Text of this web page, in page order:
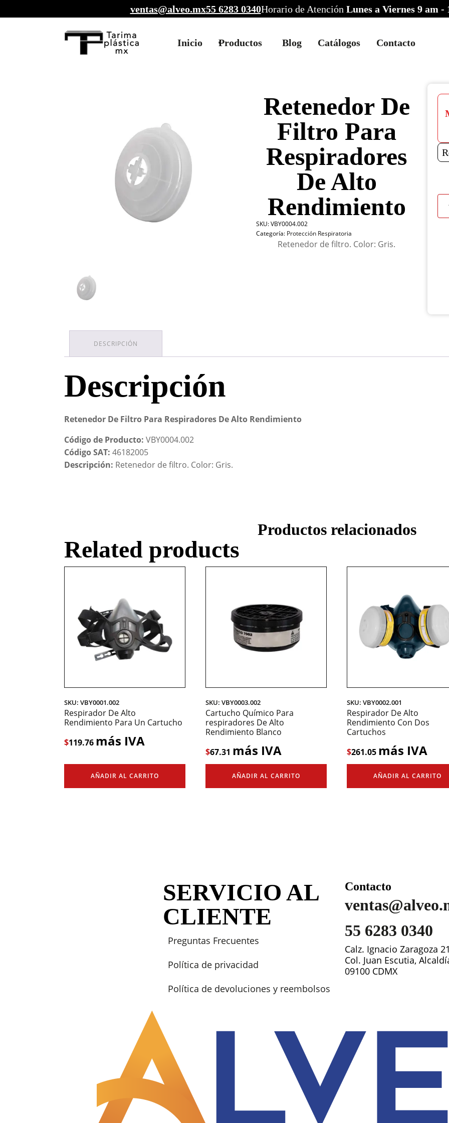
ventas@alveo.mx55 6283 0340Horario de Atención Lunes a Viernes 9 am
Inicio Productos Blog Catálogos Contacto
Retenedor De
Filtro Para
Respiradores
De Alto
Rendimiento
SKU:VBY0004.002
Categoría: Protección Respiratoria
Retenedor de filtro. Color: Gris.
DESCRIPCIÓN
Descripción
Retenedor De Filtro Para Respiradores De Alto Rendimiento
Código de Producto: VBY0004.002
Código SAT: 46182005
Descripción: Retenedor de filtro. Color: Gris.
Productos relacionados
Related products
SKU: VBY0001.002
Respirador De Alto
Rendimiento Para Un Cartucho
$119.76 más IVA
AÑADIR AL CARRITO
SKU: VBY0003.002
Cartucho Químico Para
respiradores De Alto
Rendimiento Blanco
$67.31 más IVA
AÑADIR AL CARRITO
SKU: VBY0002.001
Respirador De Alto
Rendimiento Con Dos
Cartuchos
$261.05 más IVA
AÑADIR AL CARRITO
SERVICIO AL
CLIENTE
Preguntas Frecuentes
Política de privacidad
Política de devoluciones y reembolsos
Contacto
55 6283 0340
Calz. Ignacio Zaragoza
Col. Juan Escutia,
09100 CDMX